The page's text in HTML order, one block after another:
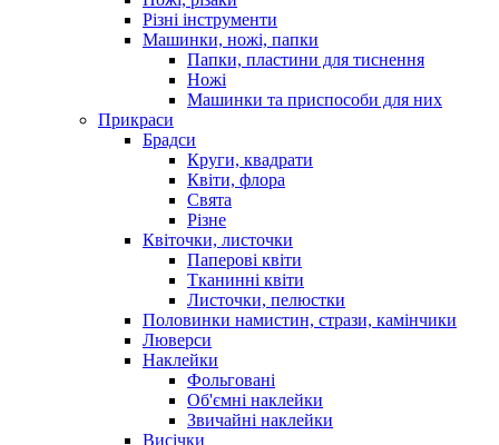
Різні інструменти
Машинки, ножі, папки
Папки, пластини для тиснення
Ножі
Машинки та приспособи для них
Прикраси
Брадси
Круги, квадрати
Квіти, флора
Свята
Різне
Квіточки, листочки
Паперові квіти
Тканинні квіти
Листочки, пелюстки
Половинки намистин, стрази, камінчики
Люверси
Наклейки
Фольговані
Об'ємні наклейки
Звичайні наклейки
Висічки